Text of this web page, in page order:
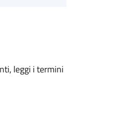
leggi i termini